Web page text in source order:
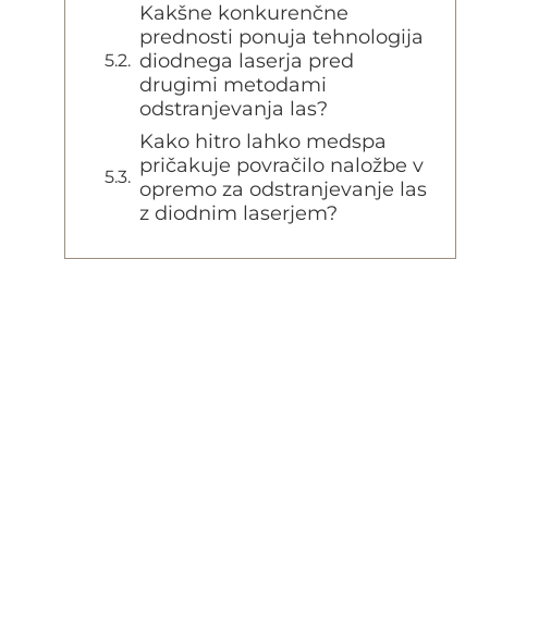
Kakšne konkurenčne
prednosti ponuja tehnologija
diodnega laserja pred
drugimi metodami
odstranjevanja las?
Kako hitro lahko medspa
pričakuje povračilo naložbe v
opremo za odstranjevanje las
z diodnim laserjem?